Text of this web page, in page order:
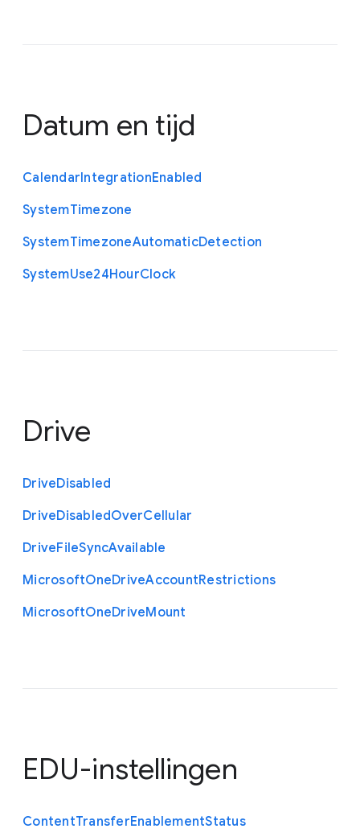
Datum en tijd
CalendarIntegrationEnabled
SystemTimezone
SystemTimezoneAutomaticDetection
SystemUse24HourClock
Drive
DriveDisabled
DriveDisabledOverCellular
DriveFileSyncAvailable
MicrosoftOneDriveAccountRestrictions
MicrosoftOneDriveMount
EDU-instellingen
ContentTransferEnablementStatus